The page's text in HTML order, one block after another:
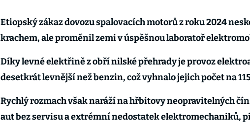
Etiopský zákaz dovozu spalovacích motorů z roku 2024
krachem, ale proměnil zemi v úspěšnou laboratoř
Díky levné elektřině z obří nilské přehrady je provoz
desetkrát levnější než benzin, což vyhnalo jejich počet na
Rychlý rozmach však naráží na hřbitovy neopravitelných
aut bez servisu a extrémní nedostatek elektromechaniků,